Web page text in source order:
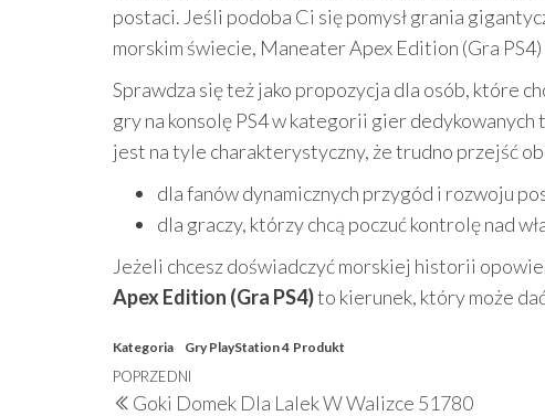
postaci. Jeśli podoba Ci się pomysł grania
morskim świecie, Maneater Apex Edition (Gra
Sprawdza się też jako propozycja dla osób, które
gry na konsolę PS4 w kategorii gier
jest na tyle charakterystyczny, że trudno przejść
dla fanów dynamicznych przygód i rozwoju
dla graczy, którzy chcą poczuć kontrolę nad
Jeżeli chcesz doświadczyć morskiej historii
Apex Edition (Gra PS4)to kierunek, który może
Kategoria Gry PlayStation 4 Produkt
Nawigacja
Poprzedni
wpis
POPRZEDNI
Goki Domek Dla Lalek W Walizce 51780